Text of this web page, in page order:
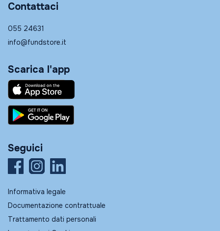
Contattaci
055 24631
info@fundstore.it
Scarica l'app
Seguici
Informativa legale
Documentazione contrattuale
Trattamento dati personali